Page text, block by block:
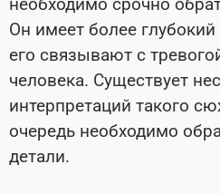
Он имеет более
его связывают с
человека. Существует
интерпретаций такого
очередь необходимо
детали.